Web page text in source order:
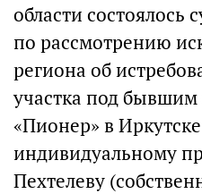
области состоялось
по рассмотрению
региона об
участка под
«Пионер» в
индивидуальному
Пехтелеву